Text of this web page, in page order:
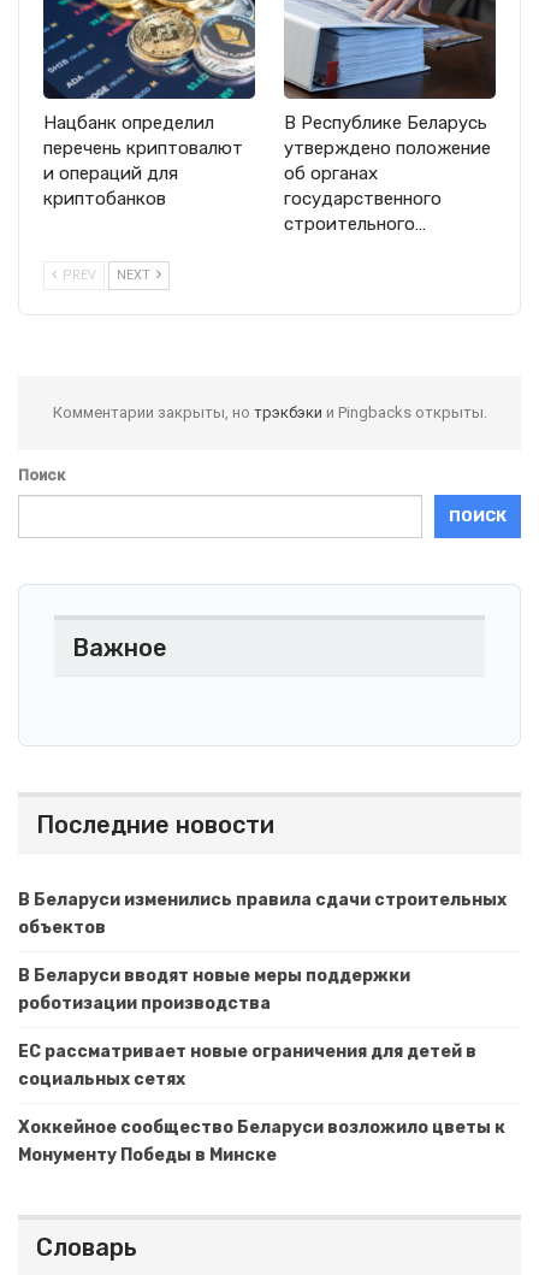
Нацбанк определил
перечень криптовалют
и операций для
криптобанков
В Республике Беларусь
утверждено положение
об органах
государственного
строительного…
PREV NEXT
Комментарии закрыты, но трэкбэки и Pingbacks открыты.
Поиск
ПОИСК
Важное
Последние новости
В Беларуси изменились правила сдачи строительных
объектов
В Беларуси вводят новые меры поддержки
роботизации производства
ЕС рассматривает новые ограничения для детей в
социальных сетях
Хоккейное сообщество Беларуси возложило цветы к
Монументу Победы в Минске
Словарь